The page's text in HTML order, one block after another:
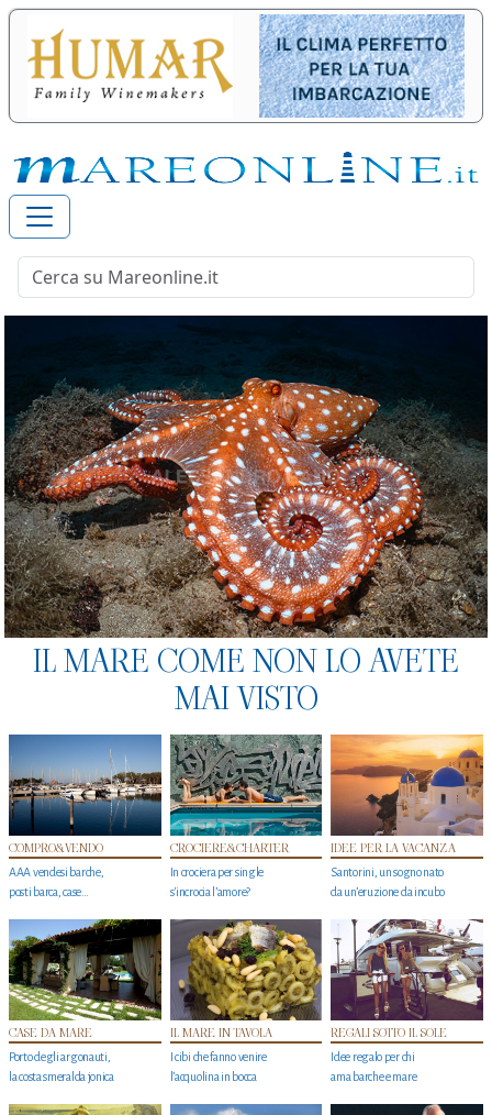
IL MARE COME NON LO AVETE
MAI VISTO
COMPRO&VENDO
AAA vendesi barche,
posti barca, case…
CROCIERE&CHARTER
In crociera per single
s'incrocia l’amore?
IDEE PER LA VACANZA
Santorini, un sogno nato
da un’eruzione da incubo
CASE DA MARE
Porto degli argonauti,
la costa smeralda jonica
IL MARE IN TAVOLA
I cibi che fanno venire
l’acquolina in bocca
REGALI SOTTO IL SOLE
Idee regalo per chi
ama barche e mare